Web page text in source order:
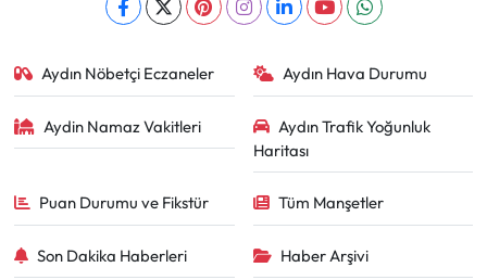
Aydın Nöbetçi Eczaneler Aydın Hava Durumu
Aydin Namaz Vakitleri
Aydın Trafik Yoğunluk
Haritası
Puan Durumu ve Fikstür Tüm Manşetler
Son Dakika Haberleri Haber Arşivi